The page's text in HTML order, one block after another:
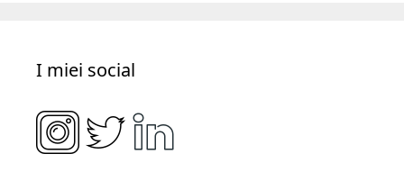
I miei social